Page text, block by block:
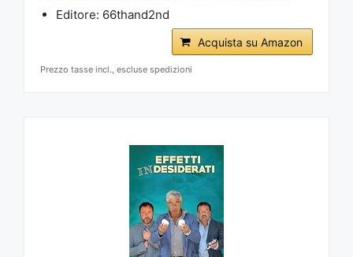
Editore: 66thand2nd
Acquista su Amazon
Prezzo tasse incl., escluse spedizioni